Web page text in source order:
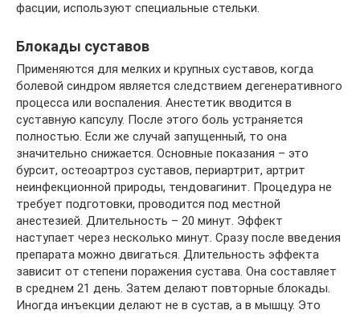
фасции, используют специальные стельки.
Блокады суставов
Применяются для мелких и крупных суставов, когда
болевой синдром является следствием дегенеративного
процесса или воспаления. Анестетик вводится в
суставную капсулу. После этого боль устраняется
полностью. Если же случай запущенный, то она
значительно снижается. Основные показания – это
бурсит, остеоартроз суставов, периартрит, артрит
неинфекционной природы, тендовагинит. Процедура не
требует подготовки, проводится под местной
анестезией. Длительность – 20 минут. Эффект
наступает через несколько минут. Сразу после введения
препарата можно двигаться. Длительность эффекта
зависит от степени поражения сустава. Она составляет
в среднем 21 день. Затем делают повторные блокады.
Иногда инъекции делают не в сустав, а в мышцу. Это